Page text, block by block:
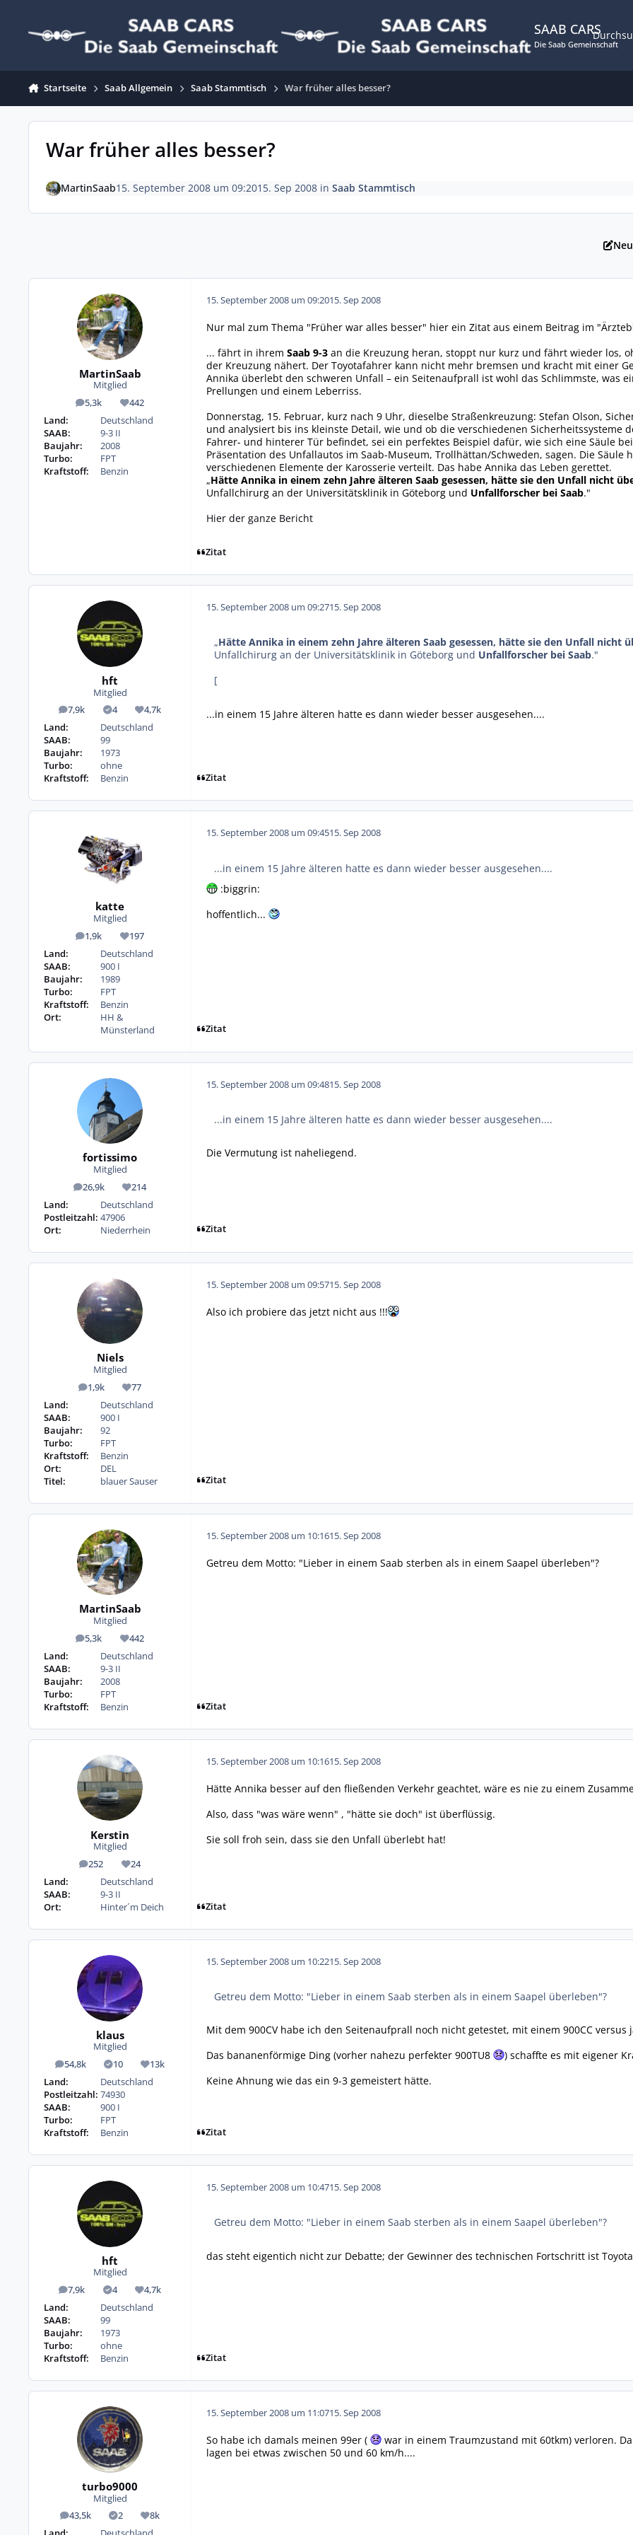
SAAB CARS
Die Saab Gemeinschaft
Startseite Saab Allgemein Saab Stammtisch War früher alles besser?
War früher alles besser?
MartinSaab15. September 2008 um 09:2015. Sep 2008in Saab Stammtisch
MartinSaab
Mitglied
5,3k
Beiträge 442
Reputation
Land:
Deutschland
SAAB:
9-3 II
Baujahr:
2008
Turbo:
FPT
Kraftstoff:
Benzin
15. September 2008 um 09:2015. Sep 2008
Nur mal zum Thema "Früher war alles besser" hier ein Zitat aus einem Beitrag im
... fährt in ihrem Saab 9-3 an die Kreuzung heran, stoppt nur kurz und fährt wieder los,
der Kreuzung nähert. Der Toyotafahrer kann nicht mehr bremsen und kracht mit einer
Annika überlebt den schweren Unfall – ein Seitenaufprall ist wohl das Schlimmste, was
Prellungen und einem Leberriss.
Donnerstag, 15. Februar, kurz nach 9 Uhr, dieselbe Straßenkreuzung: Stefan Olson,
und analysiert bis ins kleinste Detail, wie und ob die verschiedenen Sicherheitssysteme
Fahrer- und hinterer Tür befindet, sei ein perfektes Beispiel dafür, wie sich eine Säule
Präsentation des Unfallautos im Saab-Museum, Trollhättan/Schweden, sagen. Die
verschiedenen Elemente der Karosserie verteilt. Das habe Annika das Leben gerettet.
„Hätte Annika in einem zehn Jahre älteren Saab gesessen, hätte sie den Unfall nicht
Unfallchirurg an der Universitätsklinik in Göteborg und Unfallforscher bei Saab."
Hier der ganze Bericht
Zitat
hft
Mitglied
7,9k
Beiträge 4
Lösungen4,7k
Reputation
Land:
Deutschland
SAAB:
99
Baujahr:
1973
Turbo:
ohne
Kraftstoff:
Benzin
15. September 2008 um 09:2715. Sep 2008
„Hätte Annika in einem zehn Jahre älteren Saab gesessen, hätte sie den Unfall nicht
Unfallchirurg an der Universitätsklinik in Göteborg und Unfallforscher bei Saab."
[
...in einem 15 Jahre älteren hatte es dann wieder besser ausgesehen....
Zitat
katte
Mitglied
1,9k
Beiträge 197
Reputation
Land:
Deutschland
SAAB:
900 I
Baujahr:
1989
Turbo:
FPT
Kraftstoff:
Benzin
Ort:
HH &
Münsterland
15. September 2008 um 09:4515. Sep 2008
...in einem 15 Jahre älteren hatte es dann wieder besser ausgesehen....
:biggrin:
hoffentlich...
Zitat
fortissimo
Mitglied
26,9k
Beiträge 214
Reputation
Land:
Deutschland
Postleitzahl: 47906
Ort:
Niederrhein
15. September 2008 um 09:4815. Sep 2008
...in einem 15 Jahre älteren hatte es dann wieder besser ausgesehen....
Die Vermutung ist naheliegend.
Zitat
Niels
Mitglied
1,9k
Beiträge 77
Reputation
Land:
Deutschland
SAAB:
900 I
Baujahr:
92
Turbo:
FPT
Kraftstoff:
Benzin
Ort:
DEL
Titel:
blauer Sauser
15. September 2008 um 09:5715. Sep 2008
Also ich probiere das jetzt nicht aus !!!
Zitat
MartinSaab
Mitglied
5,3k
Beiträge 442
Reputation
Land:
Deutschland
SAAB:
9-3 II
Baujahr:
2008
Turbo:
FPT
Kraftstoff:
Benzin
15. September 2008 um 10:1615. Sep 2008
Getreu dem Motto: "Lieber in einem Saab sterben als in einem Saapel überleben"?
Zitat
Kerstin
Mitglied
252
Beiträge 24
Reputation
Land:
Deutschland
SAAB:
9-3 II
Ort:
Hinter´m Deich
15. September 2008 um 10:1615. Sep 2008
Hätte Annika besser auf den fließenden Verkehr geachtet, wäre es nie zu einem
Also, dass "was wäre wenn" , "hätte sie doch" ist überflüssig.
Sie soll froh sein, dass sie den Unfall überlebt hat!
Zitat
klaus
Mitglied
54,8k
Beiträge 10
Lösungen13k
Reputation
Land:
Deutschland
Postleitzahl: 74930
SAAB:
900 I
Turbo:
FPT
Kraftstoff:
Benzin
15. September 2008 um 10:2215. Sep 2008
Getreu dem Motto: "Lieber in einem Saab sterben als in einem Saapel überleben"?
Mit dem 900CV habe ich den Seitenaufprall noch nicht getestet, mit einem 900CC
Das bananenförmige Ding (vorher nahezu perfekter 900TU8
) schaffte es mit eigener
Keine Ahnung wie das ein 9-3 gemeistert hätte.
Zitat
hft
Mitglied
7,9k
Beiträge 4
Lösungen4,7k
Reputation
Land:
Deutschland
SAAB:
99
Baujahr:
1973
Turbo:
ohne
Kraftstoff:
Benzin
15. September 2008 um 10:4715. Sep 2008
Getreu dem Motto: "Lieber in einem Saab sterben als in einem Saapel überleben"?
das steht eigentich nicht zur Debatte; der Gewinner des technischen Fortschritt ist
Zitat
turbo9000
Mitglied
43,5k
Beiträge 2
Lösungen
8k
Reputation
15. September 2008 um 11:0715. Sep 2008
So habe ich damals meinen 99er (
war in einem Traumzustand mit 60tkm) verloren.
lagen bei etwas zwischen 50 und 60 km/h....